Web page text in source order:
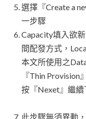
選擇『Create a
一步驟
Capacity填入欲
間配發方式，
本文所使用之
『Thin Provision』
按『Nexet』繼續
此步驟無須異動